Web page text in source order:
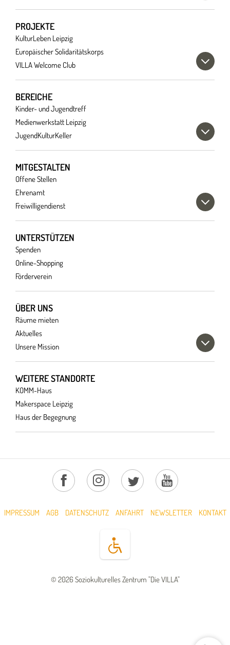
PROJEKTE
KulturLeben Leipzig
Europäischer Solidaritätskorps
VILLA Welcome Club
BEREICHE
Kinder- und Jugendtreff
Medienwerkstatt Leipzig
JugendKulturKeller
MITGESTALTEN
Offene Stellen
Ehrenamt
Freiwilligendienst
UNTERSTÜTZEN
Spenden
Online-Shopping
Förderverein
ÜBER UNS
Räume mieten
Aktuelles
Unsere Mission
WEITERE STANDORTE
KOMM-Haus
Makerspace Leipzig
Haus der Begegnung
© 2026 Soziokulturelles Zentrum "Die VILLA"
IMPRESSUM AGB DATENSCHUTZ ANFAHRT NEWSLETTER KONTAKT